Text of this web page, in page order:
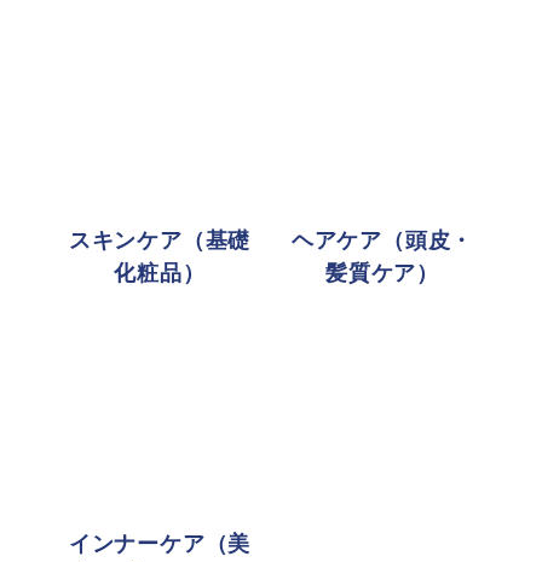
スキンケア（基礎
化粧品）
ヘアケア（頭皮・
髪質ケア）
インナーケア（美